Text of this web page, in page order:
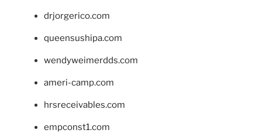
drjorgerico.com
queensushipa.com
wendyweimerdds.com
ameri-camp.com
hrsreceivables.com
empconst1.com